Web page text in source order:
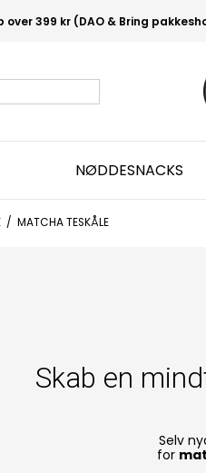
399 kr (DAO & Bring
NØDDESNACKS
/ MATCHA TESKÅLE
Skab en
Selv
for